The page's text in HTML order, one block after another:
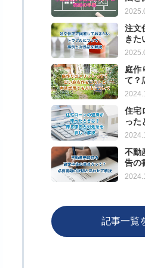
選ぶ
注文
きた
て！
庭作
て？
トと
住宅
った
と対
不動
告の
書類
記事一覧